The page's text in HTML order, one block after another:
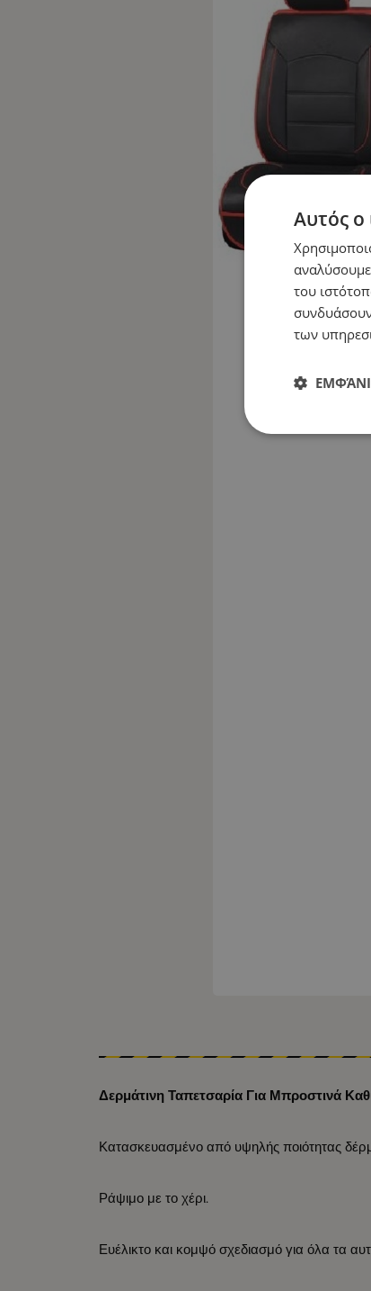
Δερμάτινη Ταπετσαρία Για Μπροστινά
Κατασκευασμένο από υψηλής ποιότητας
Ράψιμο με το χέρι.
Ευέλικτο και κομψό σχεδιασμό για όλα τα
Αυτός ο
του
των